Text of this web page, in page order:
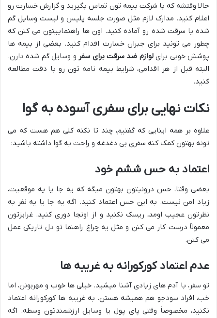
حالا وقتشه که با شرکت بیمه تون تماس بگیرید و گزارش خسارت رو
اعلام کنید. مدارک لازم مثل صورت جلسه پلیس و لیست وسایل گم
شده یا سرقت شده رو آماده کنید. اون ها راهنماییتون می کنن که
چطور می تونید برای جبران خسارت اقدام کنید. بعضی از بیمه ها
پوشش خوبی برایلوازم ضد سرقت برای سفر و وسایل گم شده دارن.
البته قبل از هر اقدامی، شرایط بیمه نامه تون رو با دقت مطالعه
کنید.
نکات نهایی برای سفری آسوده به گوا
علاوه بر همه اینایی که گفتیم، چند تا نکته کلی هم هست که می
تونه بهتون کمک کنه سفری بی دغدغه و راحت به گوا داشته باشید:
اعتماد به حس ششم خود
بعضی وقتا، حس درونیتون بهتون میگه که یه جا یا یه موقعیت،
زیاد امن نیست. به این حس اعتماد کنید. اگه یه جا یا یه نفر به
نظرتون عجیب اومد، ریسک نکنید و از اونجا دوری کنید. غرایزتون
معمولاً درست کار می کنن و مثل یه چراغ راهنما تو دل تاریکی عمل
می کنن.
عدم اعتماد کورکورانه به غریبه ها
تو سفر، با آدم های زیادی آشنا میشید. خیلی ها خوب و مهربونن، اما
خب، افراد سودجو هم همیشه هستن. به غریبه ها کورکورانه اعتماد
نکنید، مخصوصاً وقتی پای پول یا وسایل ارزشمندتون وسطه. اگه